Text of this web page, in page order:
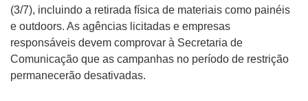
(3/7), incluindo a retirada física de materiais como painéis
e outdoors. As agências licitadas e empresas
responsáveis devem comprovar à Secretaria de
Comunicação que as campanhas no período de restrição
permanecerão desativadas.